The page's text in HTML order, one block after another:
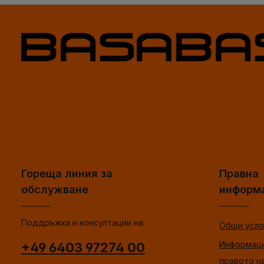
Гореща линия за
обслужване
Поддръжка и консултации на:
+49 6403 97274 00
Правна
Общи
правото